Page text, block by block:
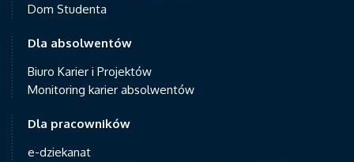
Dom Studenta
Dla absolwentów
Biuro Karier i Projektów
Monitoring karier absolwentów
Dla pracowników
e-dziekanat